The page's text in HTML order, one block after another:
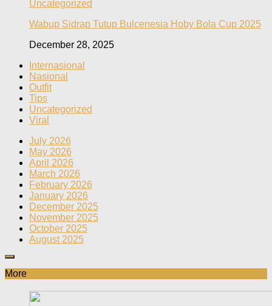
Uncategorized
Wabup Sidrap Tutup Bulcenesia Hoby Bola Cup 2025
December 28, 2025
Internasional
Nasional
Outfit
Tips
Uncategorized
Viral
July 2026
May 2026
April 2026
March 2026
February 2026
January 2026
December 2025
November 2025
October 2025
August 2025
More